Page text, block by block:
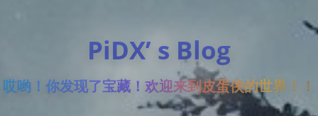
PiDX’ s Blog
哎哟！你发现了宝藏！欢迎来到皮蛋侠的世界！！